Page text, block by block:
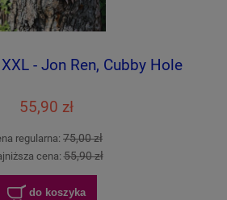
- Jon Ren, Cubby Hole
55,90 zł
regularna: 75,00 zł
cena:55,90 zł
do koszyka